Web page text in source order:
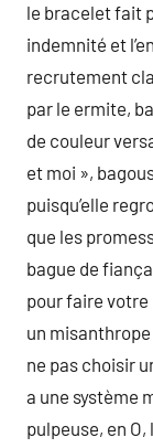
le bracelet fait
indemnité et
recrutement
par le ermite,
de couleur
et moi »,
puisqu’elle
que les
bague de
pour faire votre
un
ne pas choisir
a une système
pulpeuse, en